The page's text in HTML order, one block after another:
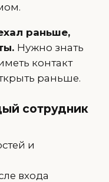
раньше,
Нужно знать
контакт
раньше.
сотрудник
и
входа